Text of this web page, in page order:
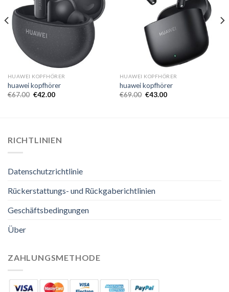
HUAWEI KOPFHÖRER
huawei kopfhörer
€67.00 €42.00
HUAWEI KOPFHÖRER
huawei kopfhörer
€69.00 €43.00
RICHTLINIEN
Datenschutzrichtlinie
Rückerstattungs- und Rückgaberichtlinien
Geschäftsbedingungen
Über
ZAHLUNGSMETHODE